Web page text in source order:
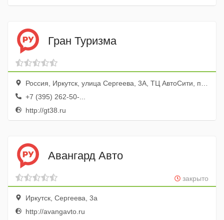
Гран Туризма
Россия, Иркутск, улица Сергеева, 3А, ТЦ АвтоСити, пав. 35
+7 (395) 262-50-...
http://gt38.ru
Авангард Авто
закрыто
Иркутск, Сергеева, 3а
http://avangavto.ru